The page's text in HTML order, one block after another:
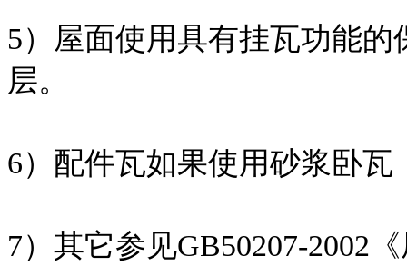
5）屋面使用具有挂瓦功能
层。
6）配件瓦如果使用砂浆卧
7）其它参见GB50207-2002